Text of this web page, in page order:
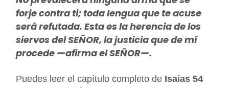
forje contra ti; toda lengua que te acuse
será refutada. Esta es la herencia de los
siervos del SEÑOR, la justicia que de mí
procede —afirma el SEÑOR—.
Puedes leer el capítulo completo de Isaías 54